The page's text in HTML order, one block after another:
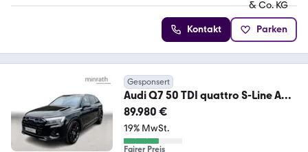
Kontakt Parken
Gesponsert
Audi Q7 50 TDI quattro S-Line AHK
Virt Navi PDC Pano
89.980 €
19% MwSt.
Fairer Preis